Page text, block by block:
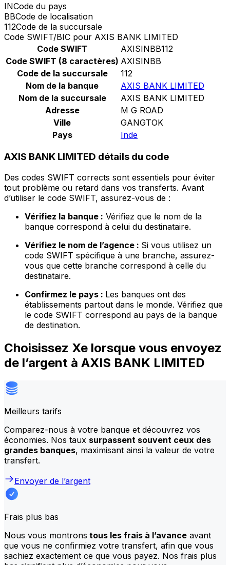
INCode du pays
BBCode de localisation
112Code de la succursale
Code SWIFT/BIC pour AXIS BANK LIMITED
Code SWIFT
AXISINBB112
Code SWIFT (8 caractères) AXISINBB
Code de la succursale
112
Nom de la banque
AXIS BANK LIMITED
Nom de la succursale
AXIS BANK LIMITED
Adresse
M G ROAD
Ville
GANGTOK
Pays
Inde
AXIS BANK LIMITED détails du code
Des codes SWIFT corrects sont essentiels pour éviter
tout problème ou retard dans vos transferts. Avant
d’utiliser le code SWIFT, assurez-vous de :
Vérifiez la banque : Vérifiez que le nom de la
banque correspond à celui du destinataire.
Vérifiez le nom de l’agence : Si vous utilisez un
code SWIFT spécifique à une branche, assurez-
vous que cette branche correspond à celle du
destinataire.
Confirmez le pays : Les banques ont des
établissements partout dans le monde. Vérifiez que
le code SWIFT correspond au pays de la banque
de destination.
Choisissez Xe lorsque vous envoyez
de l’argent à AXIS BANK LIMITED
Meilleurs tarifs
Comparez-nous à votre banque et découvrez vos
économies. Nos taux surpassent souvent ceux des
grandes banques, maximisant ainsi la valeur de votre
transfert.
Envoyer de l’argent
Frais plus bas
Nous vous montrons tous les frais à l’avance avant
que vous ne confirmiez votre transfert, afin que vous
sachiez exactement ce que vous payez. Nos frais plus